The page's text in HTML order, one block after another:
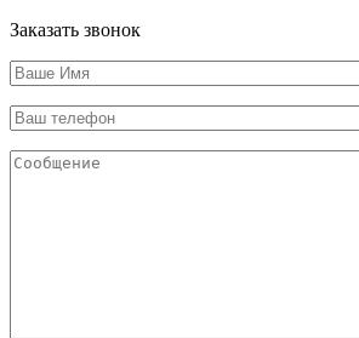
Заказать звонок